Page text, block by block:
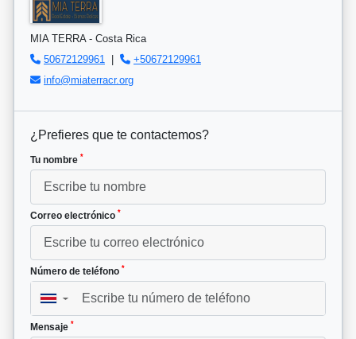
MIA TERRA - Costa Rica
50672129961
|
+50672129961
info@miaterracr.org
¿Prefieres que te contactemos?
Tu nombre *
Correo electrónico *
Número de teléfono *
▼
Mensaje *